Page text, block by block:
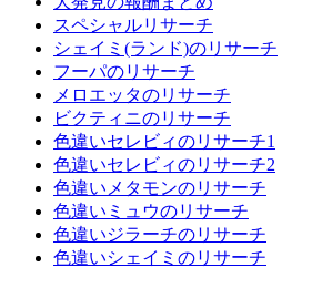
スペシャルリサーチ
シェイミ(ランド)のリサーチ
フーパのリサーチ
メロエッタのリサーチ
ビクティニのリサーチ
色違いセレビィのリサーチ1
色違いセレビィのリサーチ2
色違いメタモンのリサーチ
色違いミュウのリサーチ
色違いジラーチのリサーチ
色違いシェイミのリサーチ